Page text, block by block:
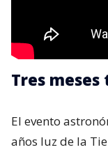
Tres
El evento
años luz de la